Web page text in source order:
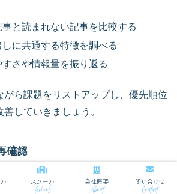
と読まれない記事を比較する
に共通する特徴を調べる
さや情報量を振り返る
がら課題をリストアップし、優先順位
していきましょう。
確認
のかを見直すことは、ブログライテ
スクール
School
会社概要
About
問い合わせ
Contact